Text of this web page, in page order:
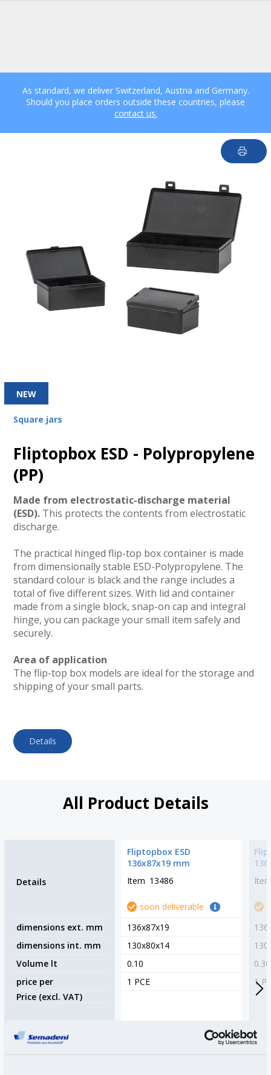
As standard, we deliver Switzerland, Austria and Germany.
Should you place orders outside these countries, please
contact us.
NEW
Square jars
Fliptopbox ESD - Polypropylene
(PP)
Made from electrostatic-discharge material
(ESD).This protects the contents from electrostatic
discharge.
The practical hinged flip-top box container is made
from dimensionally stable ESD-Polypropylene. The
standard colour is black and the range includes a
total of five different sizes. With lid and container
made from a single block, snap-on cap and integral
hinge, you can package your small item safely and
securely.
Area of application
The flip-top box models are ideal for the storage and
shipping of your small parts.
Details
All Product Details
Details
dimensions ext. mm
dimensions int. mm
Volume lt
price per
Price (excl. VAT)
Fliptopbox ESD
136x87x19 mm
Item 13486
soon deliverable
136x87x19
130x80x14
0.10
1 PCE
0.30
1